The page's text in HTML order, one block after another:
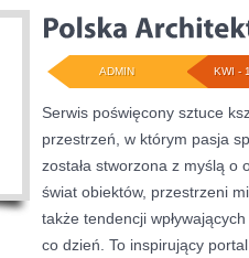
KWI -
ADMIN
Serwis poświęcony sztuce
przestrzeń, w którym pasja
została stworzona z myślą o
świat obiektów, przestrzeni
także tendencji
co dzień. To inspirujący